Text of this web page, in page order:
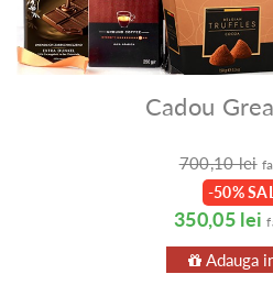
Cadou
700,10 lei
-50%
350,05 lei
Adauga